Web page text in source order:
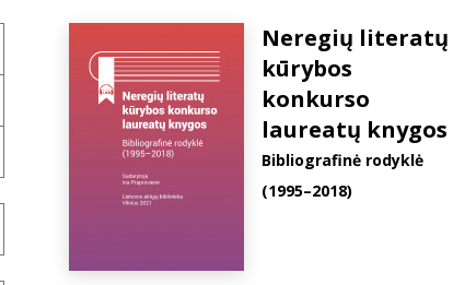
Neregių literatų
kūrybos
konkurso
laureatų knygos
Bibliografinė rodyklė
(1995–2018)